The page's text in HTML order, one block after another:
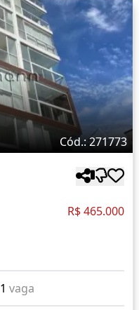
Cód.: 271773
R$ 465.000
1vaga